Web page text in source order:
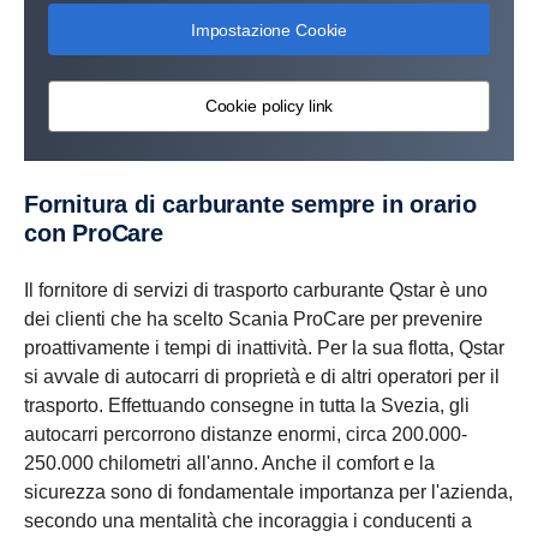
Impostazione Cookie
Cookie policy link
Fornitura di carburante sempre in orario
con ProCare
Il fornitore di servizi di trasporto carburante Qstar è uno
dei clienti che ha scelto Scania ProCare per prevenire
proattivamente i tempi di inattività. Per la sua flotta, Qstar
si avvale di autocarri di proprietà e di altri operatori per il
trasporto. Effettuando consegne in tutta la Svezia, gli
autocarri percorrono distanze enormi, circa 200.000-
250.000 chilometri all'anno. Anche il comfort e la
sicurezza sono di fondamentale importanza per l'azienda,
secondo una mentalità che incoraggia i conducenti a